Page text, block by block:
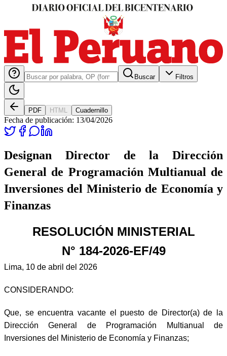
Buscar Filtros
PDF HTML Cuadernillo
Fecha de publicación: 13/04/2026
Designan Director de la Dirección
General de Programación Multianual de
Inversiones del Ministerio de Economía y
Finanzas
RESOLUCIÓN MINISTERIAL
N° 184-2026-EF/49
Lima, 10 de abril del 2026
CONSIDERANDO:
Que, se encuentra vacante el puesto de Director(a) de la
Dirección General de Programación Multianual de
Inversiones del Ministerio de Economía y Finanzas;